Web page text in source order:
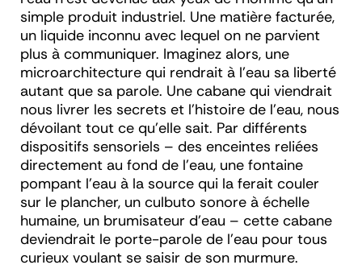
simple produit industriel. Une matière facturée,
un liquide inconnu avec lequel on ne parvient
plus à communiquer. Imaginez alors, une
microarchitecture qui rendrait à l’eau sa liberté
autant que sa parole. Une cabane qui viendrait
nous livrer les secrets et l’histoire de l’eau, nous
dévoilant tout ce qu’elle sait. Par différents
dispositifs sensoriels – des enceintes reliées
directement au fond de l’eau, une fontaine
pompant l’eau à la source qui la ferait couler
sur le plancher, un culbuto sonore à échelle
humaine, un brumisateur d’eau – cette cabane
deviendrait le porte-parole de l’eau pour tous
curieux voulant se saisir de son murmure.